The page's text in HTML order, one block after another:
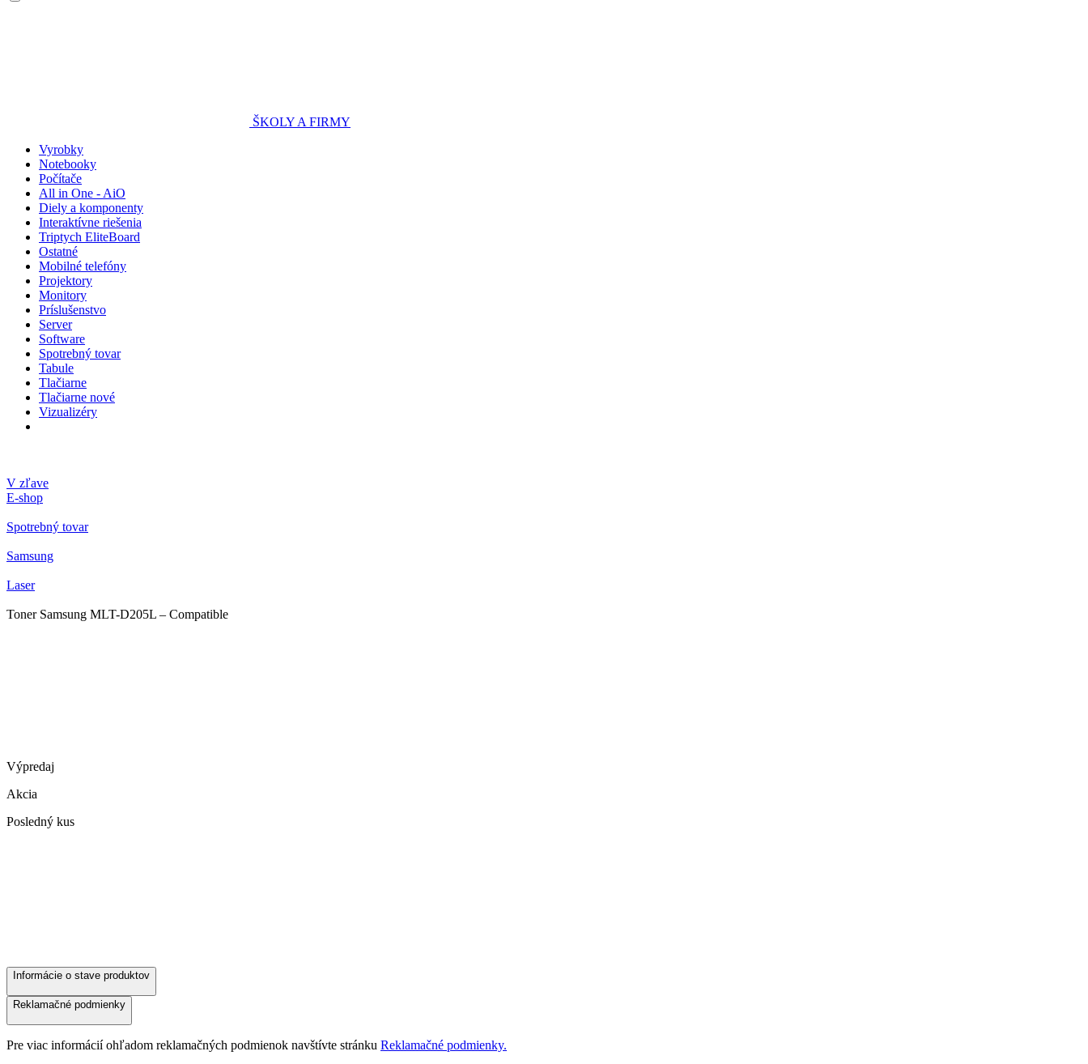
ŠKOLY A FIRMY
Vyrobky
Notebooky
Počítače
All in One - AiO
Diely a komponenty
Interaktívne riešenia
Triptych EliteBoard
Ostatné
Mobilné telefóny
Projektory
Monitory
Príslušenstvo
Server
Software
Spotrebný tovar
Tabule
Tlačiarne
Tlačiarne nové
Vizualizéry
V zľave
E-shop
Spotrebný tovar
Samsung
Laser
Toner Samsung MLT-D205L – Compatible
Výpredaj
Akcia
Posledný kus
Informácie o stave produktov
Reklamačné podmienky
Pre viac informácií ohľadom reklamačných podmienok navštívte stránku Reklamačné podmienky.